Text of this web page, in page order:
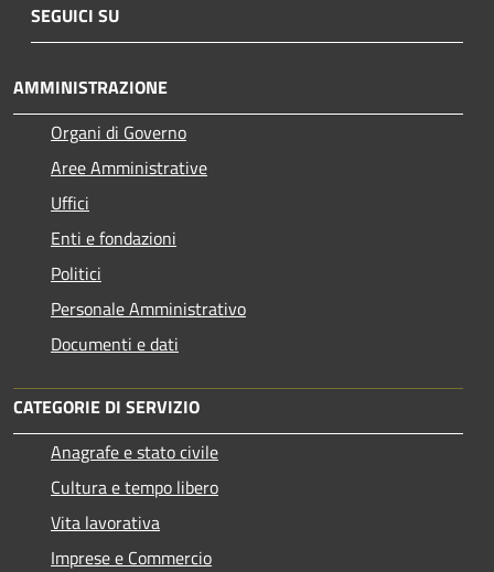
SEGUICI SU
AMMINISTRAZIONE
Organi di Governo
Aree Amministrative
Uffici
Enti e fondazioni
Politici
Personale Amministrativo
Documenti e dati
CATEGORIE DI SERVIZIO
Anagrafe e stato civile
Cultura e tempo libero
Vita lavorativa
Imprese e Commercio